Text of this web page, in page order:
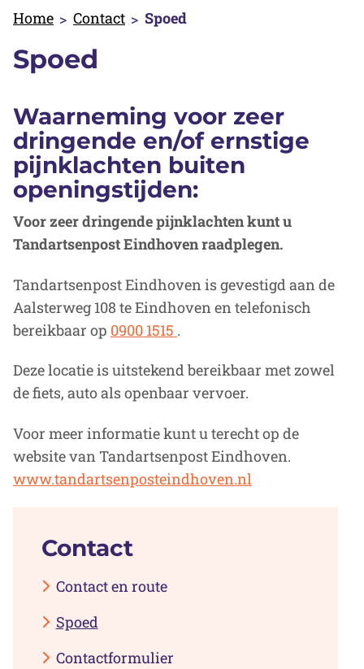
Home Contact Spoed
Spoed
Waarneming voor zeer
dringende en/of ernstige
pijnklachten buiten
openingstijden:
Voor zeer dringende pijnklachten kunt u
Tandartsenpost Eindhoven raadplegen.
Tandartsenpost Eindhoven is gevestigd aan de
Aalsterweg 108 te Eindhoven en telefonisch
bereikbaar op 0900 1515 .
Deze locatie is uitstekend bereikbaar met zowel
de fiets, auto als openbaar vervoer.
Voor meer informatie kunt u terecht op de
website van Tandartsenpost Eindhoven.
www.tandartsenposteindhoven.nl
Contact
Contact en route
Spoed
Contactformulier